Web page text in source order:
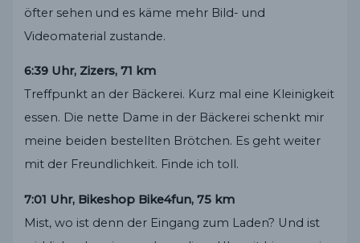
öfter sehen und es käme mehr Bild- und
Videomaterial zustande.
6:39 Uhr, Zizers, 71 km
Treffpunkt an der Bäckerei. Kurz mal eine Kleinigkeit
essen. Die nette Dame in der Bäckerei schenkt mir
meine beiden bestellten Brötchen. Es geht weiter
mit der Freundlichkeit. Finde ich toll.
7:01 Uhr, Bikeshop Bike4fun, 75 km
Mist, wo ist denn der Eingang zum Laden? Und ist